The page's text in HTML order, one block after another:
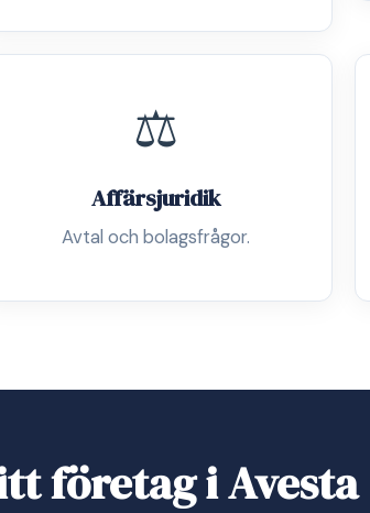
⚖️
Affärsjuridik
Avtal och bolagsfrågor.
företag i Avesta